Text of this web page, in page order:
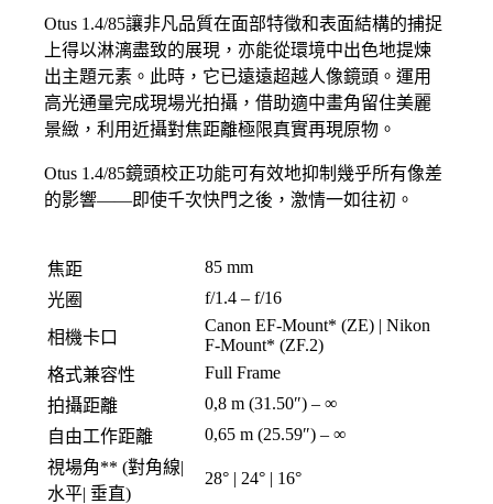
Otus 1.4/85讓非凡品質在面部特徵和表面結構的捕捉
上得以淋漓盡致的展現，亦能從環境中出色地提煉
出主題元素。此時，它已遠遠超越人像鏡頭。運用
高光通量完成現場光拍攝，借助適中畫角留住美麗
景緻，利用近攝對焦距離極限真實再現原物。
Otus 1.4/85鏡頭校正功能可有效地抑制幾乎所有像差
的影響——即使千次快門之後，激情一如往初。
焦距
85 mm
光圈
f/1.4 – f/16
相機卡口
Canon EF-Mount* (ZE) | Nikon
F-Mount* (ZF.2)
格式兼容性
Full Frame
拍攝距離
0,8 m (31.50″) – ∞
自由工作距離
0,65 m (25.59″) – ∞
視場角** (對角線|
水平| 垂直)
28° | 24° | 16°